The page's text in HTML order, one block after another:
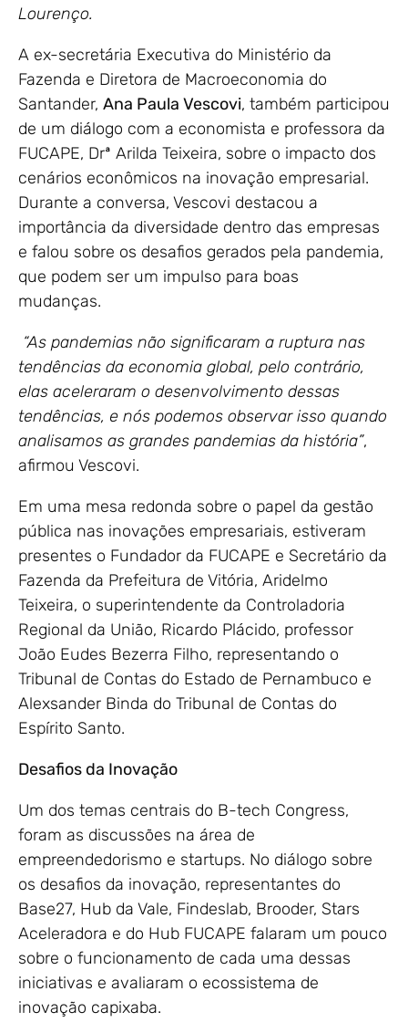
Lourenço.
A ex-secretária Executiva do Ministério da
Fazenda e Diretora de Macroeconomia do
Santander, Ana Paula Vescovi, também participou
de um diálogo com a economista e professora da
FUCAPE, Drª Arilda Teixeira, sobre o impacto dos
cenários econômicos na inovação empresarial.
Durante a conversa, Vescovi destacou a
importância da diversidade dentro das empresas
e falou sobre os desafios gerados pela pandemia,
que podem ser um impulso para boas
mudanças.
“As pandemias não significaram a ruptura nas
tendências da economia global, pelo contrário,
elas aceleraram o desenvolvimento dessas
tendências, e nós podemos observar isso quando
analisamos as grandes pandemias da história”,
afirmou Vescovi.
Em uma mesa redonda sobre o papel da gestão
pública nas inovações empresariais, estiveram
presentes o Fundador da FUCAPE e Secretário da
Fazenda da Prefeitura de Vitória, Aridelmo
Teixeira, o superintendente da Controladoria
Regional da União, Ricardo Plácido, professor
João Eudes Bezerra Filho, representando o
Tribunal de Contas do Estado de Pernambuco e
Alexsander Binda do Tribunal de Contas do
Espírito Santo.
Desafios da Inovação
Um dos temas centrais do B-tech Congress,
foram as discussões na área de
empreendedorismo e startups. No diálogo sobre
os desafios da inovação, representantes do
Base27, Hub da Vale, Findeslab, Brooder, Stars
Aceleradora e do Hub FUCAPE falaram um pouco
sobre o funcionamento de cada uma dessas
iniciativas e avaliaram o ecossistema de
inovação capixaba.